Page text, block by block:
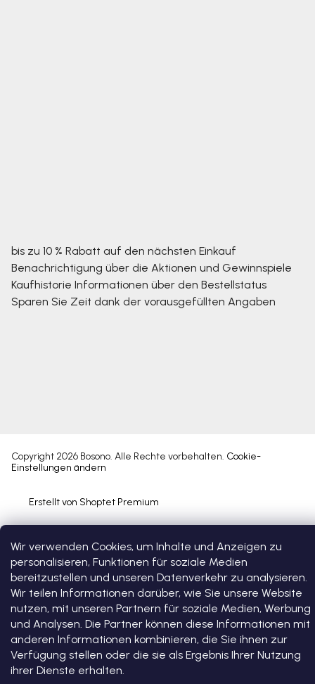
Wir verwenden Cookies, um Inhalte und Anzeigen zu
personalisieren, Funktionen für soziale Medien
bereitzustellen und unseren Datenverkehr zu analysieren.
Wir teilen Informationen darüber, wie Sie unsere Website
nutzen, mit unseren Partnern für soziale Medien, Werbung
und Analysen. Die Partner können diese Informationen mit
anderen Informationen kombinieren, die Sie ihnen zur
Verfügung stellen oder die sie als Ergebnis Ihrer Nutzung
ihrer Dienste erhalten.
bis zu 10 % Rabatt auf den nächsten Einkauf
Benachrichtigung über die Aktionen und Gewinnspiele
Kaufhistorie Informationen über den Bestellstatus
Sparen Sie Zeit dank der vorausgefüllten Angaben
Erstellt von Shoptet Premium
Copyright 2026 Bosono. Alle Rechte vorbehalten. Cookie-
Einstellungen ändern